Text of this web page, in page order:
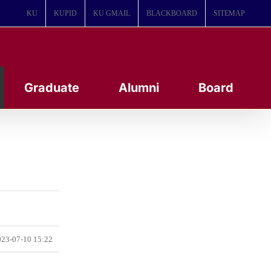
KU KUPID KU GMAIL BLACKBOARD SITEMAP
Graduate Alumni Board
07-10 15:22